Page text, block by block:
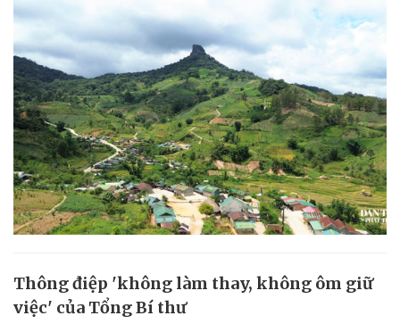
Thông điệp 'không làm thay, không ôm giữ
việc' của Tổng Bí thư